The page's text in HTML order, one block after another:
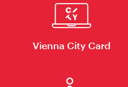
Vienna City Card